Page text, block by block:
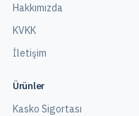
Hakkımızda
KVKK
İletişim
Ürünler
Kasko Sigortası